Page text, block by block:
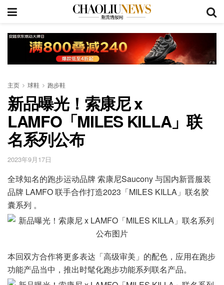
主页 球鞋 跑步鞋
新品曝光！索康尼 x
LAMFO「MILES KILLA」联
名系列公布
2023年9月17日
全球知名的跑步运动品牌 索康尼Saucony 与国内新晋服装
品牌 LAMFO 联手合作打造2023「MILES KILLA」联名胶
囊系列 。
本回双方合作将更多表达「高级审美」的配色，应用在跑步
功能产品当中，推出时髦化跑步功能系列联名产品。